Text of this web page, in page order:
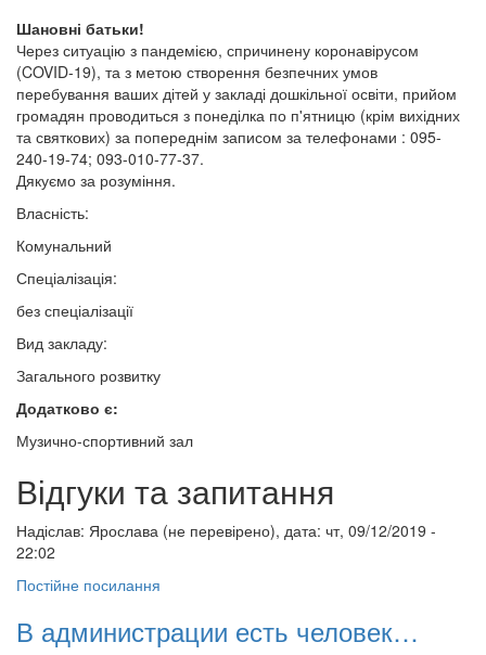
Шановні батьки!
Через ситуацію з пандемією, спричинену коронавірусом
(COVID-19), та з метою створення безпечних умов
перебування ваших дітей у закладі дошкільної освіти, прийом
громадян проводиться з понеділка по п'ятницю (крім вихідних
та святкових) за попереднім записом за телефонами : 095-
240-19-74; 093-010-77-37.
Дякуємо за розуміння.
Власність:
Комунальний
Спеціалізація:
без спеціалізації
Вид закладу:
Загального розвитку
Додатково є:
Музично-спортивний зал
Відгуки та запитання
Надіслав: Ярослава (не перевірено), дата: чт, 09/12/2019 -
22:02
Постійне посилання
В администрации есть человек…